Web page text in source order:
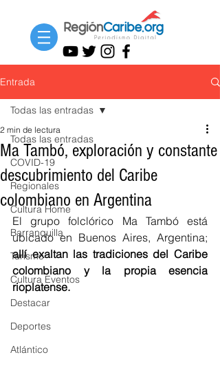
Entrada
Todas las entradas
COVID-19
Regionales
Cultura Home
Barranquilla
Turismo
Cultura Eventos
Destacar
Deportes
Atlántico
Todas las entradas
Ma Tambó, exploración y constante
descubrimiento del Caribe
colombiano en Argentina
2 min de lectura
El grupo folclórico Ma Tambó está
allí exaltan las tradiciones del Caribe
colombiano y la propia esencia
rioplatense.